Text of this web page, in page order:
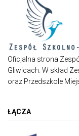
Oficjalna strona
Gliwicach. W skład
oraz Przedszkole
ŁĄCZA